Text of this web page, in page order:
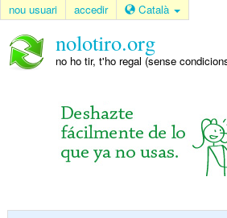
nou usuari accedir Català
nolotiro.org
no ho tir, t'ho regal (sense